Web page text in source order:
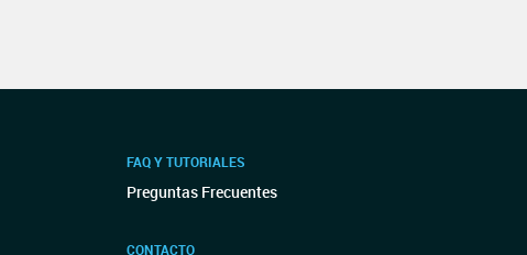
FAQ Y TUTORIALES
Preguntas Frecuentes
CONTACTO